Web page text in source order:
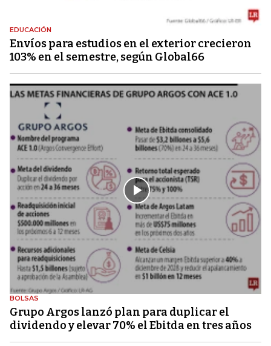
EDUCACIÓN
Envíos para estudios en el exterior crecieron
103% en el semestre, según Global66
BOLSAS
Grupo Argos lanzó plan para duplicar el
dividendo y elevar 70% el Ebitda en tres años